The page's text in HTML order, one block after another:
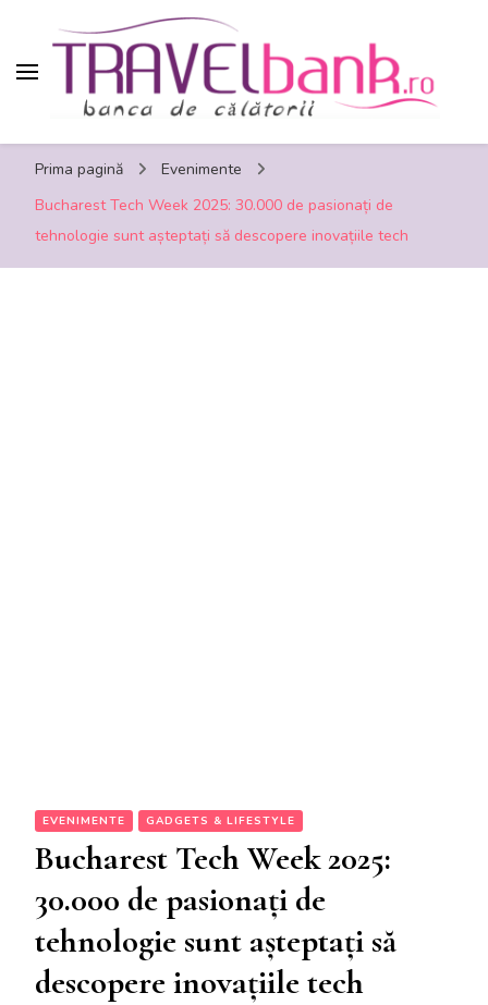
TravelBank.ro – calatorii, turism, distractie,
shopping, timp liber
Prima pagină
Evenimente
Bucharest Tech Week 2025: 30.000 de pasionați de
tehnologie sunt așteptați să descopere inovațiile tech
EVENIMENTE GADGETS & LIFESTYLE
Bucharest Tech Week 2025:
30.000 de pasionați de
tehnologie sunt așteptați să
descopere inovațiile tech